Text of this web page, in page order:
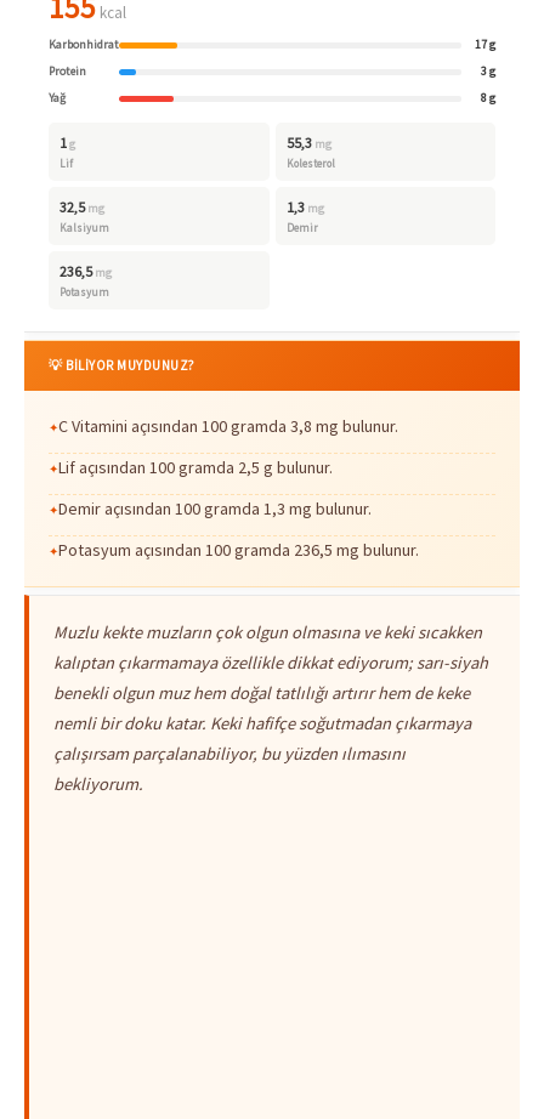
kcal
Karbonhidrat
17 g
Protein
3 g
Yağ
8 g
1g
Lif
55,3 mg
Kolesterol
32,5 mg
Kalsiyum
1,3 mg
Demir
236,5 mg
Potasyum
💡 BİLİYOR MUYDUNUZ?
C Vitamini açısından 100 gramda 3,8 mg bulunur.
Lif açısından 100 gramda 2,5 g bulunur.
Demir açısından 100 gramda 1,3 mg bulunur.
Potasyum açısından 100 gramda 236,5 mg bulunur.
Muzlu kekte muzların çok olgun olmasına ve keki sıcakken
kalıptan çıkarmamaya özellikle dikkat ediyorum; sarı-siyah
benekli olgun muz hem doğal tatlılığı artırır hem de keke
nemli bir doku katar. Keki hafifçe soğutmadan çıkarmaya
çalışırsam parçalanabiliyor, bu yüzden ılımasını
bekliyorum.